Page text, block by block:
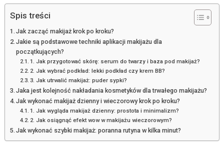
Spis treści
Jak zacząć makijaż krok po kroku?
Jakie są podstawowe techniki aplikacji makijażu dla
początkujących?
1. Jak przygotować skórę: serum do twarzy i baza pod makijaż?
2. Jak wybrać podkład: lekki podkład czy krem BB?
3. Jak utrwalić makijaż: puder sypki?
Jaka jest kolejność nakładania kosmetyków dla trwałego makijażu?
Jak wykonać makijaż dzienny i wieczorowy krok po kroku?
1. Jak wygląda makijaż dzienny: prostota i minimalizm?
2. Jak osiągnąć efekt wow w makijażu wieczorowym?
Jak wykonać szybki makijaż: poranna rutyna w kilka minut?